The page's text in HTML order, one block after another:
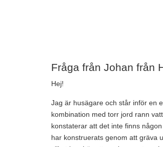
Fråga från Johan från
Hej!
Jag är husägare och står inför en
kombination med torr jord rann
konstaterar att det inte finns
har konstruerats genom att gräva